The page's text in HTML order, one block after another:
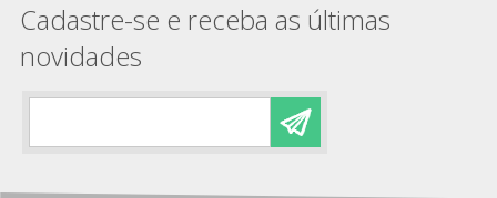
Cadastre-se e receba as últimas
novidades